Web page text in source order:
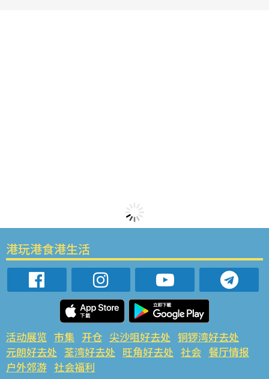
港玩港食港生活
活动展览 市集 开仓 尖沙咀好去处 铜锣湾好去处
元朗好去处 荃湾好去处 旺角好去处 社会 餐厅情报
户外郊游 社会福利